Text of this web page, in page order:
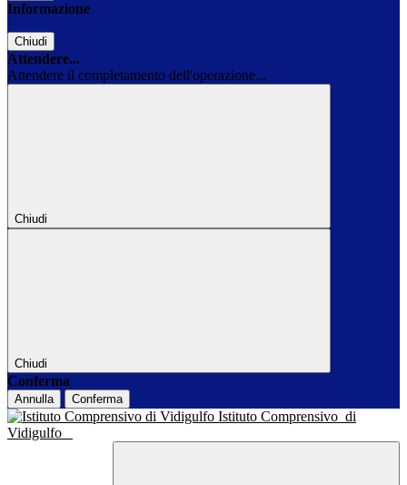
Informazione
Chiudi
Attendere...
Attendere il completamento dell'operazione...
Chiudi
Chiudi
Conferma
Annulla Conferma
Istituto Comprensivo di
Vidigulfo